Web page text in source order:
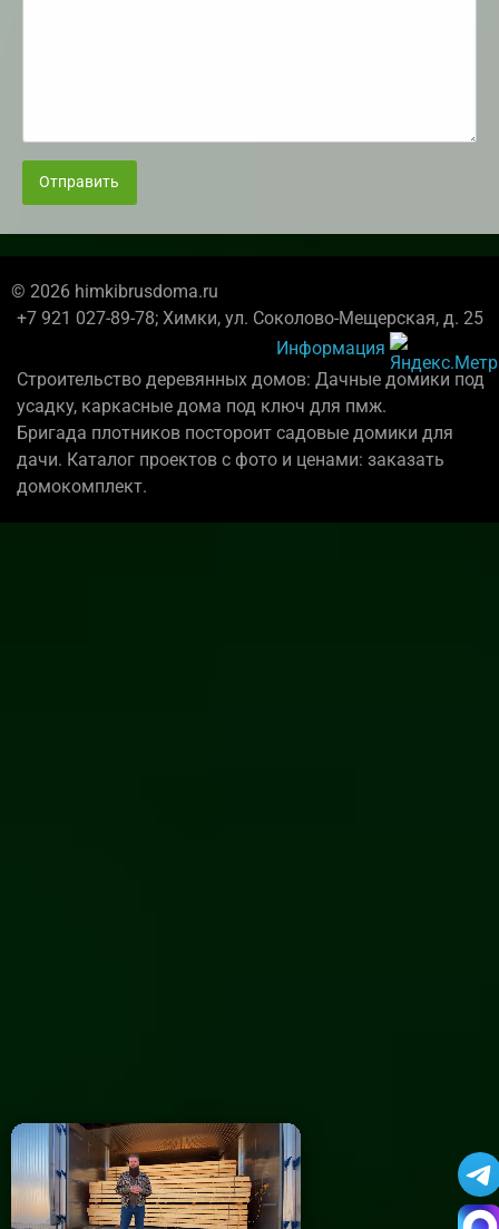
Отправить
© 2026 himkibrusdoma.ru
+7 921 027-89-78; Химки, ул. Соколово-Мещерская, д. 25
Информация
Строительство деревянных домов: Дачные домики под
усадку, каркасные дома под ключ для пмж.
Бригада плотников постороит садовые домики для
дачи. Каталог проектов с фото и ценами: заказать
домокомплект.